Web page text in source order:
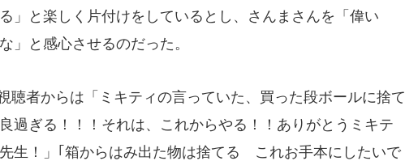
」と楽しく片付けをしているとし、さんまさんを「偉い
」と感心させるのだった。
聴者からは「ミキティの言っていた、買った段ボールに捨て
過ぎる！！！それは、これからやる！！ありがとうミキテ
生！」｢箱からはみ出た物は捨てる これお手本にしたいで